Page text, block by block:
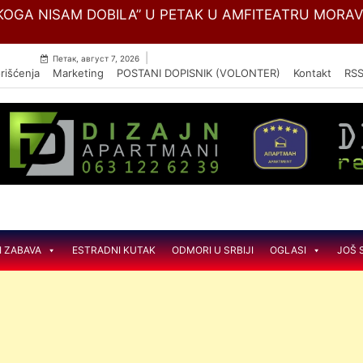
Skip
NISAM DOBILA” U PETAK U AMFITEATRU
Петак, август 7, 2026
Marketing POSTANI DOPISNIK (VOLONTER) Kontakt RSS
ZABAVA ESTRADNI KUTAK ODMORI U SRBIJI OGLASI JOŠ